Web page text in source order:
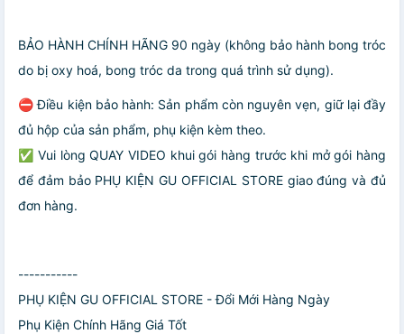
BẢO HÀNH CHÍNH HÃNG 90 ngày (không bảo hành bong tróc
do bị oxy hoá, bong tróc da trong quá trình sử dụng).
⛔️ Điều kiện bảo hành: Sản phẩm còn nguyên vẹn, giữ lại đầy
đủ hộp của sản phẩm, phụ kiện kèm theo.
✅ Vui lòng QUAY VIDEO khui gói hàng trước khi mở gói hàng
để đảm bảo PHỤ KIỆN GU OFFICIAL STORE giao đúng và đủ
đơn hàng.
-----------
PHỤ KIỆN GU OFFICIAL STORE - Đổi Mới Hàng Ngày
Phụ Kiện Chính Hãng Giá Tốt